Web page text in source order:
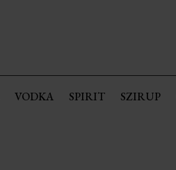
VODKA SPIRIT SZIRUP